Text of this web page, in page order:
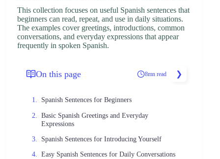
This collection focuses on useful Spanish sentences that
beginners can read, repeat, and use in daily situations.
The examples cover greetings, introductions, common
conversations, and everyday expressions that appear
frequently in spoken Spanish.
On this page 8mn read
Spanish Sentences for Beginners
Basic Spanish Greetings and Everyday
Expressions
Spanish Sentences for Introducing Yourself
Easy Spanish Sentences for Daily Conversations